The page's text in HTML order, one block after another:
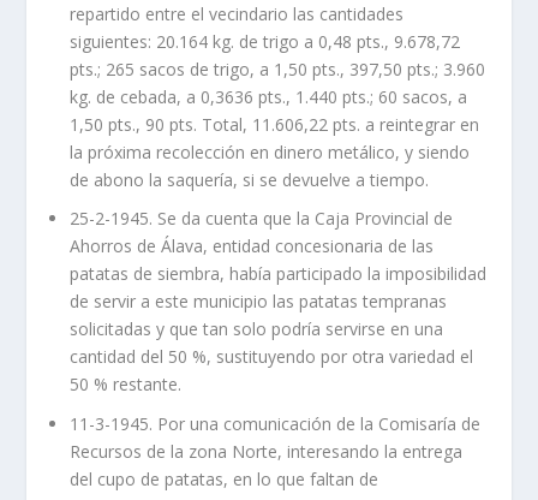
repartido entre el vecindario las cantidades
siguientes: 20.164 kg. de trigo a 0,48 pts., 9.678,72
pts.; 265 sacos de trigo, a 1,50 pts., 397,50 pts.; 3.960
kg. de cebada, a 0,3636 pts., 1.440 pts.; 60 sacos, a
1,50 pts., 90 pts. Total, 11.606,22 pts. a reintegrar en
la próxima recolección en dinero metálico, y siendo
de abono la saquería, si se devuelve a tiempo.
25-2-1945. Se da cuenta que la Caja Provincial de
Ahorros de Álava, entidad concesionaria de las
patatas de siembra, había participado la imposibilidad
de servir a este municipio las patatas tempranas
solicitadas y que tan solo podría servirse en una
cantidad del 50 %, sustituyendo por otra variedad el
50 % restante.
11-3-1945. Por una comunicación de la Comisaría de
Recursos de la zona Norte, interesando la entrega
del cupo de patatas, en lo que faltan de